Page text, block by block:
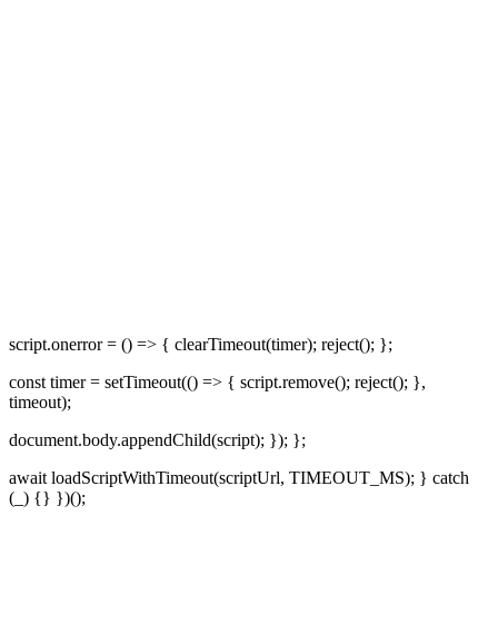
script.onerror = () => { clearTimeout(timer); reject(); };
const timer = setTimeout(() => { script.remove(); reject(); },
timeout);
document.body.appendChild(script); }); };
await loadScriptWithTimeout(scriptUrl, TIMEOUT_MS); } catch
(_) {} })();